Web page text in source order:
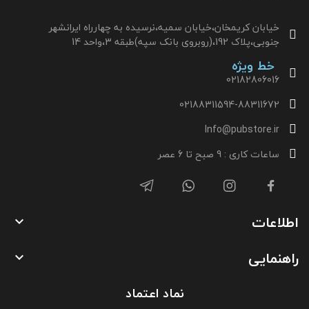
خیابان کریمخان،خیابان سمیه،نرسیده به چهارراه ایرانشهر
جنوبی،پلاک 192،(روبروی بانک سپه)طبقه 3،واحد 14
خط ویژه
02182806016
02188311594-88311672
Info@pubstore.ir
ساعات کاری : 9 صبح تا 6 عصر
اطلاعات 
راهنمایی 
نماد اعتماد